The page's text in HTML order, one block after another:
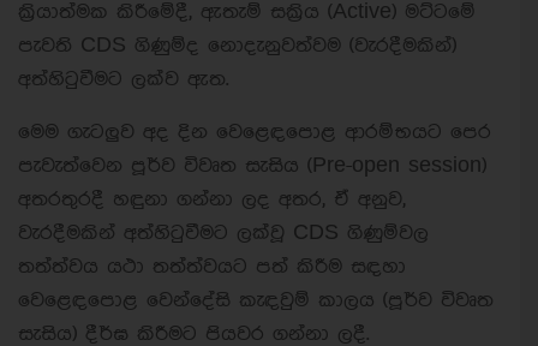
ක්‍රියාත්මක කිරීමේදී, ඇතැම් සක්‍රිය (Active) මට්ටමේ
පැවති CDS ගිණුම්ද නොදැනුවත්වම (වැරදීමකින්)
අත්හිටුවීමට ලක්ව ඇත.
මෙම ගැටලුව අද දින වෙළෙඳපොළ ආරම්භයට පෙර
පැවැත්වෙන පූර්ව විවෘත සැසිය (Pre-open session)
අතරතුරදී හඳුනා ගන්නා ලද අතර, ඒ අනුව,
වැරදීමකින් අත්හිටුවීමට ලක්වූ CDS ගිණුම්වල
තත්ත්වය යථා තත්ත්වයට පත් කිරීම සඳහා
වෙළෙඳපොළ වෙන්දේසි කැඳවුම් කාලය (පූර්ව විවෘත
සැසිය) දීර්ඝ කිරීමට පියවර ගන්නා ලදී.